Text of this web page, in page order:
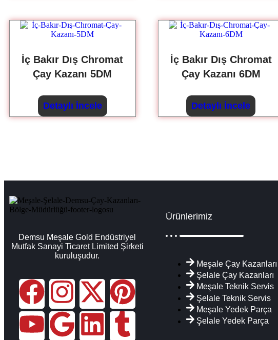
İç Bakır Dış Chromat
Çay Kazanı 5DM
Detaylı İncele
İç Bakır Dış Chromat
Çay Kazanı 6DM
Detaylı İncele
Demsu Meşale Gold Endüstriyel
Mutfak Sanayi Ticaret Limited Şirketi
kuruluşudur.
Ürünlerimiz
Meşale Çay Kazanları
Şelale Çay Kazanları
Meşale Teknik Servis
Şelale Teknik Servis
Meşale Yedek Parça
Şelale Yedek Parça